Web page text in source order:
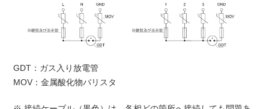
GDT：ガス入り放電管
MOV：金属酸化物バリスタ